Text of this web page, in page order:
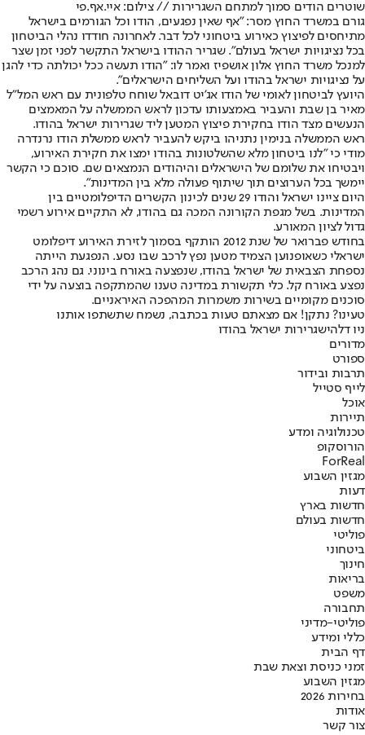
שוטרים הודים סמוך למתחם השגרירות // צילום: איי.אף.פי
גורם במשרד החוץ מסר: "אף שאין נפגעים, הודו וכל הגורמים בישראל
מתיחסים לפיצוץ כאירוע ביטחוני לכל דבר. לאחרונה חודדו נהלי הביטחון
בכל נציגויות ישראל בעולם". שגריר ההודו בישראל התקשר לפני זמן שצר
למנכל משרד החוץ אלון אושפיז ואמר לו: "הודו תעשה ככל יכולתה כדי להגן
על נציגויות ישראל בהודו ועל השליחים הישראלים".
היועץ לביטחון לאומי של הודו אג'יט דובאל שוחח טלפונית עם ראש המל"ל
מאיר בן שבת והעביר באמצעותו עדכון לראש הממשלה על המאמצים
הנעשים מצד הודו בחקירת פיצוץ המטען ליד שגרירות ישראל בהודו.
ראש הממשלה בנימין נתניהו ביקש להעביר לראש ממשלת הודו נרנדרה
מודי כי "לנו ביטחון מלא שהשלטונות בהודו ימצו את חקירת האירוע,
ויבטיחו את שלומם של הישראלים והיהודים הנמצאים שם. סוכם כי הקשר
יימשך בכל הערוצים תוך שיתוף פעולה מלא בין המדינות".
היום ציינו ישראל והודו 29 שנים לכינון הקשרים הדיפלומטיים בין
המדינות. בשל מגפת הקורונה המכה גם בהודו, לא התקיים אירוע רשמי
גדול לציון המאורע.
בחודש פברואר של שנת 2012 הותקף בסמוך לזירת האירוע דיפלומט
ישראלי כשאופנוען הצמיד מטען נפץ לרכב שבו נסע. הנפגעת הייתה
נספחת הצבאית של ישראל בהודו, שנפצעה באורח בינוני. גם נהג הרכב
נפצע באורח קל. כלי תקשורת במדינה טענו שהמתקפה בוצעה על ידי
סוכנים מקומיים בשירות משמרות המהפכה האיראניים.
טעינו? נתקן! אם מצאתם טעות בכתבה, נשמח שתשתפו אותנו
ניו דלהישגרירות ישראל בהודו
מדורים
ספורט
תרבות ובידור
לייף סטייל
אוכל
תיירות
טכנולוגיה ומדע
הורוסקופ
ForReal
מגזין השבוע
דעות
חדשות בארץ
חדשות בעולם
פוליטי
ביטחוני
חינוך
בריאות
משפט
תחבורה
פוליטי-מדיני
כללי ומידע
דף הבית
זמני כניסת וצאת שבת
מגזין השבוע
בחירות 2026
אודות
צור קשר